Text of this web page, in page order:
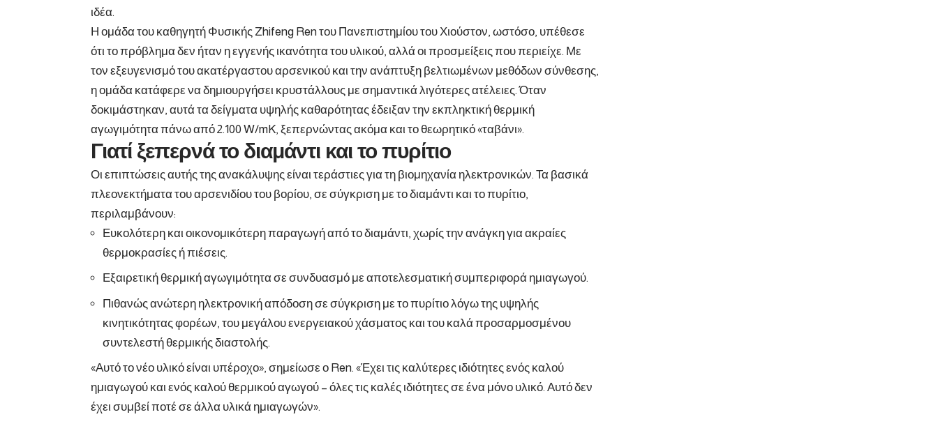
ιδέα.
Η ομάδα του καθηγητή Φυσικής Zhifeng Ren του Πανεπιστημίου του Χιούστον, ωστόσο, υπέθεσε
ότι το πρόβλημα δεν ήταν η εγγενής ικανότητα του υλικού, αλλά οι προσμείξεις που περιείχε. Με
τον εξευγενισμό του ακατέργαστου αρσενικού και την ανάπτυξη βελτιωμένων μεθόδων σύνθεσης,
η ομάδα κατάφερε να δημιουργήσει κρυστάλλους με σημαντικά λιγότερες ατέλειες. Όταν
δοκιμάστηκαν, αυτά τα δείγματα υψηλής καθαρότητας έδειξαν την εκπληκτική θερμική
αγωγιμότητα πάνω από 2.100 W/mK, ξεπερνώντας ακόμα και το θεωρητικό «ταβάνι».
Γιατί ξεπερνά το διαμάντι και το πυρίτιο
Οι επιπτώσεις αυτής της ανακάλυψης είναι τεράστιες για τη βιομηχανία ηλεκτρονικών. Τα βασικά
πλεονεκτήματα του αρσενιδίου του βορίου, σε σύγκριση με το διαμάντι και το πυρίτιο,
περιλαμβάνουν:
Ευκολότερη και οικονομικότερη παραγωγή από το διαμάντι, χωρίς την ανάγκη για ακραίες
θερμοκρασίες ή πιέσεις.
Εξαιρετική θερμική αγωγιμότητα σε συνδυασμό με αποτελεσματική συμπεριφορά ημιαγωγού.
Πιθανώς ανώτερη ηλεκτρονική απόδοση σε σύγκριση με το πυρίτιο λόγω της υψηλής
κινητικότητας φορέων, του μεγάλου ενεργειακού χάσματος και του καλά προσαρμοσμένου
συντελεστή θερμικής διαστολής.
«Αυτό το νέο υλικό είναι υπέροχο», σημείωσε ο Ren. «Έχει τις καλύτερες ιδιότητες ενός καλού
ημιαγωγού και ενός καλού θερμικού αγωγού – όλες τις καλές ιδιότητες σε ένα μόνο υλικό. Αυτό δεν
έχει συμβεί ποτέ σε άλλα υλικά ημιαγωγών».